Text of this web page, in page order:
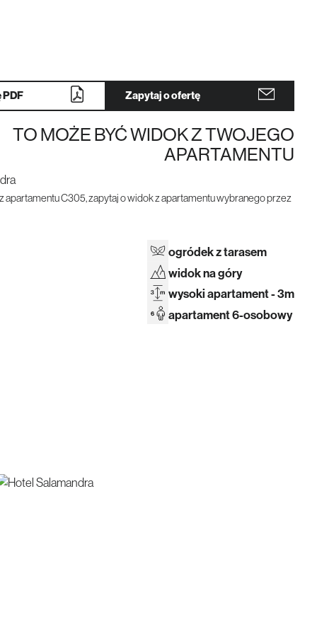
Zapytaj o ofertę
TO MOŻE BYĆ WIDOK Z TWOJEGO
APARTAMENTU
apartamentu C305, zapytaj o widok z apartamentu wybranego przez
ogródek z tarasem
widok na góry
wysoki apartament - 3m
apartament 6-osobowy